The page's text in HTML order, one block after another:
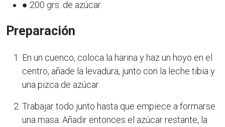
● 200 grs. de azúcar.
Preparación
En un cuenco, coloca la harina y haz un hoyo en el
centro, añade la levadura, junto con la leche tibia y
una pizca de azúcar.
Trabajar todo junto hasta que empiece a formarse
una masa. Añadir entonces el azúcar restante, la